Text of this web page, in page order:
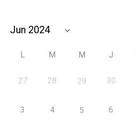
L M M J
27 28 29 30
3 4 5 6